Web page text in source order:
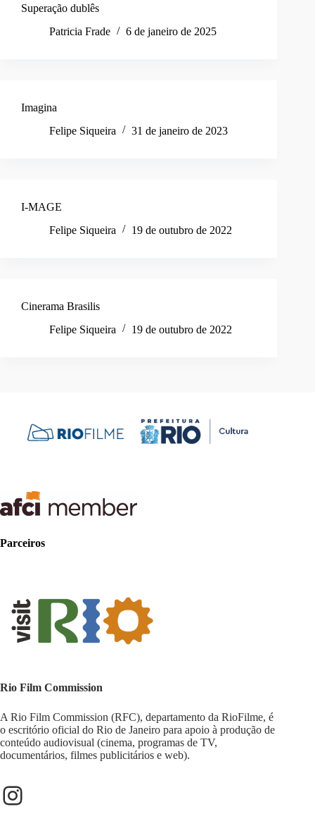
Superação dublês
Patricia Frade
6 de janeiro de 2025
Imagina
Felipe Siqueira
31 de janeiro de 2023
I-MAGE
Felipe Siqueira
19 de outubro de 2022
Cinerama Brasilis
Felipe Siqueira
19 de outubro de 2022
Parceiros
Rio Film Commission
A Rio Film Commission (RFC), departamento da RioFilme, é
o escritório oficial do Rio de Janeiro para apoio à produção de
conteúdo audiovisual (cinema, programas de TV,
documentários, filmes publicitários e web).
Instagram